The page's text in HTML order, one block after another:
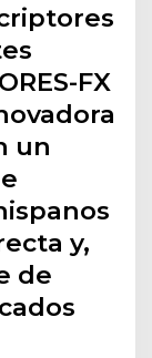
FX
un
y,
de